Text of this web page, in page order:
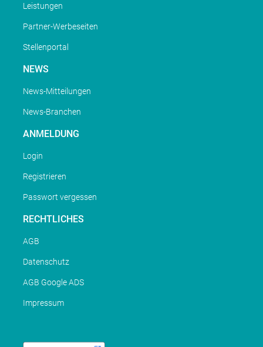
Leistungen
Partner-Werbeseiten
Stellenportal
NEWS
News-Mitteilungen
News-Branchen
ANMELDUNG
Login
Registrieren
Passwort vergessen
RECHTLICHES
AGB
Datenschutz
AGB Google ADS
Impressum